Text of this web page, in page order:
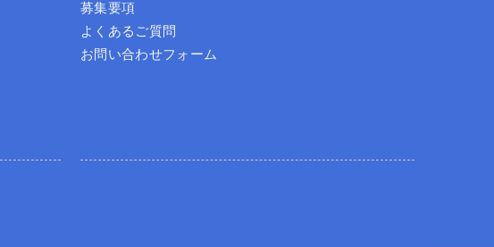
募集要項
よくあるご質問
お問い合わせフォーム